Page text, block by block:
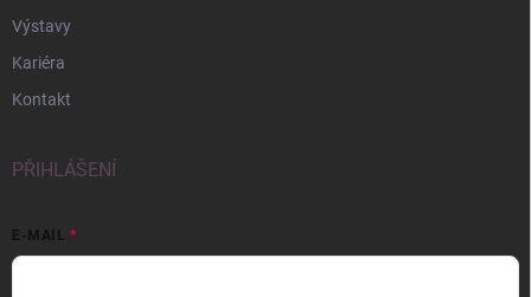
Výstavy
Kariéra
Kontakt
PŘIHLÁŠENÍ
E-MAIL